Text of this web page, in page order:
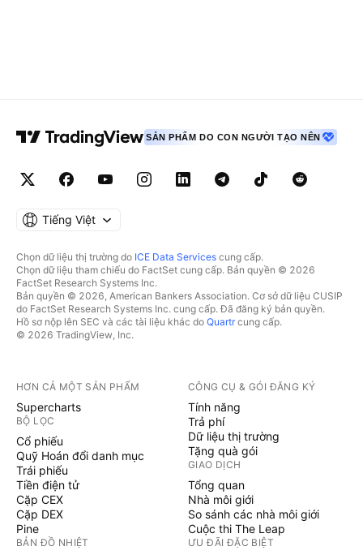
SẢN PHẨM DO CON NGƯỜI TẠO NÊN
Tiếng Việt
Chọn dữ liệu thị trường do ICE Data Services cung cấp.
Chọn dữ liệu tham chiếu do FactSet cung cấp. Bản quyền © 2026
FactSet Research Systems Inc.
Bản quyền © 2026, American Bankers Association. Cơ sở dữ liệu CUSIP
do FactSet Research Systems Inc. cung cấp. Đã đăng ký bản quyền.
Hồ sơ nộp lên SEC và các tài liệu khác do Quartrcung cấp.
© 2026 TradingView, Inc.
HƠN CẢ MỘT SẢN PHẨM
Supercharts
BỘ LỌC
Cổ phiếu
Quỹ Hoán đổi danh mục
Trái phiếu
Tiền điện tử
Cặp CEX
Cặp DEX
Pine
BẢN ĐỒ NHIỆT
CÔNG CỤ & GÓI ĐĂNG KÝ
Tính năng
Trả phí
Dữ liệu thị trường
Tặng quà gói
GIAO DỊCH
Tổng quan
Nhà môi giới
So sánh các nhà môi giới
Cuộc thi The Leap
ƯU ĐÃI ĐẶC BIỆT